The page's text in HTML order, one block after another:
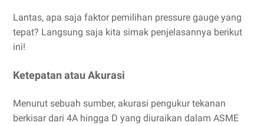
Lantas, apa saja faktor pemilihan pressure gauge yang
tepat? Langsung saja kita simak penjelasannya berikut
ini!
Ketepatan atau Akurasi
Menurut sebuah sumber, akurasi pengukur tekanan
berkisar dari 4A hingga D yang diuraikan dalam ASME